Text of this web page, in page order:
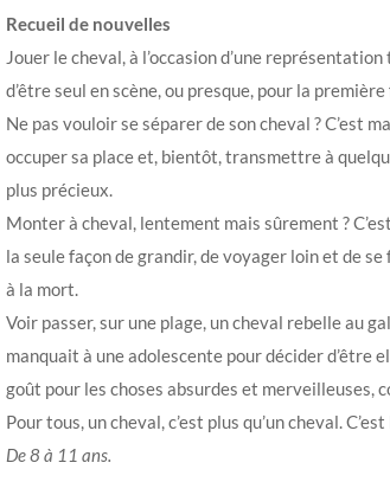
Recueil de nouvelles
Jouer le cheval, à l’occasion d’une
d’être seul en scène, ou presque, pour la première
Ne pas vouloir se séparer de son cheval ? C’est
occuper sa place et, bientôt, transmettre à
plus précieux.
Monter à cheval, lentement mais sûrement ?
la seule façon de grandir, de voyager loin et de se
à la mort.
Voir passer, sur une plage, un cheval rebelle au
manquait à une adolescente pour décider d’être
goût pour les choses absurdes et merveilleuses,
Pour tous, un cheval, c’est plus qu’un cheval.
De 8 à 11 ans.